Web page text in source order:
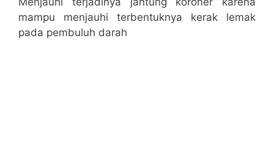
mampu menjauhi terbentuknya kerak lemak
pada pembuluh darah